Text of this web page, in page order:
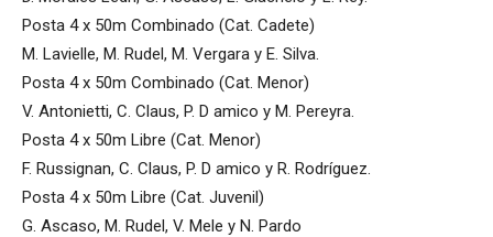
Posta 4 x 50m Combinado (Cat. Cadete)
M. Lavielle, M. Rudel, M. Vergara y E. Silva.
Posta 4 x 50m Combinado (Cat. Menor)
V. Antonietti, C. Claus, P. D amico y M. Pereyra.
Posta 4 x 50m Libre (Cat. Menor)
F. Russignan, C. Claus, P. D amico y R. Rodríguez.
Posta 4 x 50m Libre (Cat. Juvenil)
G. Ascaso, M. Rudel, V. Mele y N. Pardo